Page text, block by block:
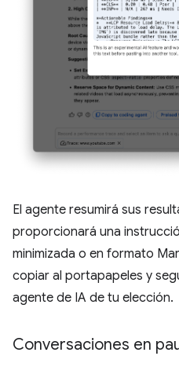
El agente resumirá sus
proporcionará una
minimizada o en formato
copiar al portapapeles y
agente de IA de tu elección.
Conversaciones en